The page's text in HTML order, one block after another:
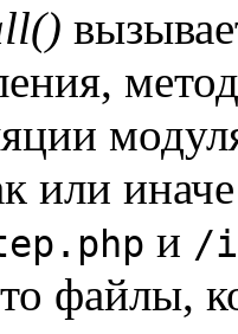
или
и /
файлы,